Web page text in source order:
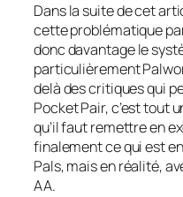
Dans la suite de cet
cette problématique
donc davantage le
particulièrement
delà des critiques qui
Pocket Pair, c’est tout
qu’il faut remettre en
finalement ce qui est
Pals, mais en réalité,
AA.